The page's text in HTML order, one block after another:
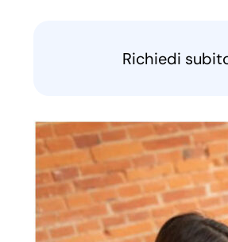
Richiedi